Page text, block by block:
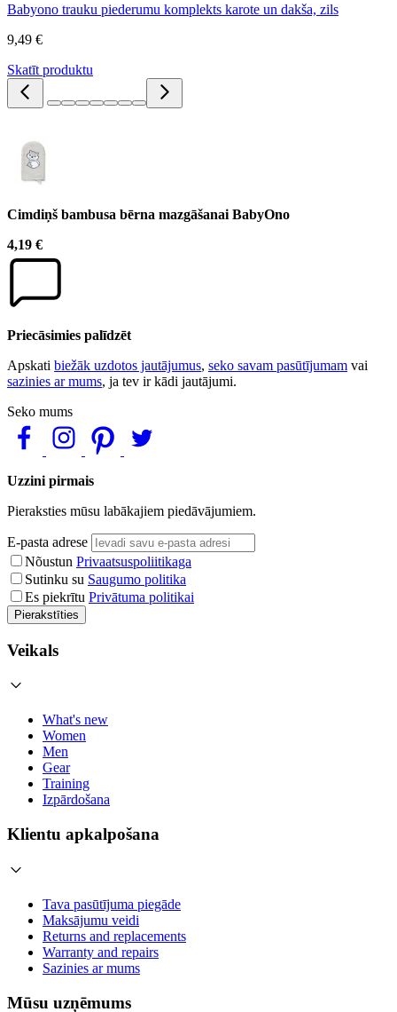
Babyono trauku piederumu komplekts karote un dakša, zils
9,49 €
Skatīt produktu
Cimdiņš bambusa bērna mazgāšanai BabyOno
4,19 €
Priecāsimies palīdzēt
Apskati biežāk uzdotos jautājumus, seko savam pasūtījumam vai
sazinies ar mums, ja tev ir kādi jautājumi.
Seko mums
Uzzini pirmais
Pieraksties mūsu labākajiem piedāvājumiem.
E-pasta adrese
Nõustun Privaatsuspoliitikaga
Sutinku su Saugumo politika
Es piekrītu Privātuma politikai
Pierakstīties
Veikals
What's new
Women
Men
Gear
Training
Izpārdošana
Klientu apkalpošana
Tava pasūtījuma piegāde
Maksājumu veidi
Returns and replacements
Warranty and repairs
Sazinies ar mums
Mūsu uzņēmums